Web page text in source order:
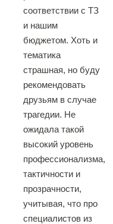
соответствии с ТЗ
и нашим
бюджетом. Хоть и
тематика
страшная, но буду
рекомендовать
друзьям в случае
трагедии. Не
ожидала такой
высокий уровень
профессионализма,
тактичности и
прозрачности,
учитывая, что про
специалистов из